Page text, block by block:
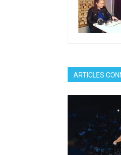
ARTICLES